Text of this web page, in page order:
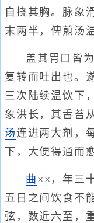
自挠其胸。脉象
末两半，俾煎汤
盖其胃口皆
复转而吐出也。
三次陆续温饮下
象洪长，其舌苔
汤连进两大剂，
下，大便得通而
曲 ××，年三
五日之间饮食不
弦，数近六至，